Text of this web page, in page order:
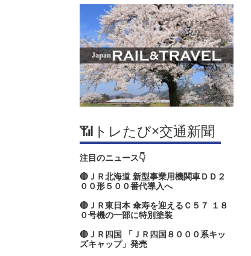
📶トレたび×交通新聞
注目のニュース👇
🔴ＪＲ北海道 新型事業用機関車ＤＤ２
００形５００番代導入へ
🔴ＪＲ東日本 傘寿を迎えるＣ５７ １８
０号機の一部に特別塗装
🔴ＪＲ四国 「ＪＲ四国８０００系キッ
ズキャップ」発売